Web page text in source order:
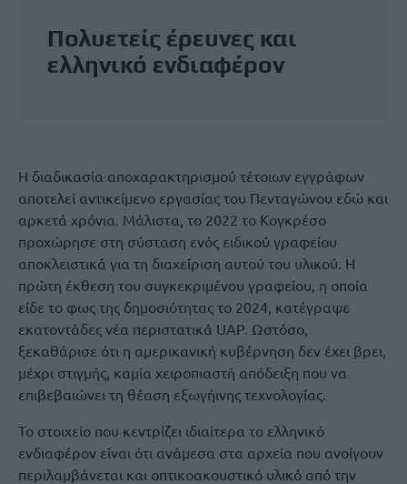
Πολυετείς έρευνες και
ελληνικό ενδιαφέρον
Η διαδικασία αποχαρακτηρισμού τέτοιων εγγράφων
αποτελεί αντικείμενο εργασίας του Πενταγώνου εδώ και
αρκετά χρόνια. Μάλιστα, το 2022 το Κογκρέσο
προχώρησε στη σύσταση ενός ειδικού γραφείου
αποκλειστικά για τη διαχείριση αυτού του υλικού. Η
πρώτη έκθεση του συγκεκριμένου γραφείου, η οποία
είδε το φως της δημοσιότητας το 2024, κατέγραψε
εκατοντάδες νέα περιστατικά UAP. Ωστόσο,
ξεκαθάρισε ότι η αμερικανική κυβέρνηση δεν έχει βρει,
μέχρι στιγμής, καμία χειροπιαστή απόδειξη που να
επιβεβαιώνει τη θέαση εξωγήινης τεχνολογίας.
Το στοιχείο που κεντρίζει ιδιαίτερα το ελληνικό
ενδιαφέρον είναι ότι ανάμεσα στα αρχεία που ανοίγουν
περιλαμβάνεται και οπτικοακουστικό υλικό από την